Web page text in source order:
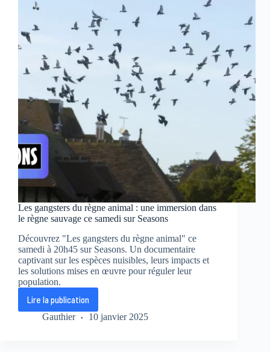
vendredi
Les gangsters du règne animal : une immersion dans
le règne sauvage ce samedi sur Seasons
Découvrez "Les gangsters du règne animal" ce
samedi à 20h45 sur Seasons. Un documentaire
captivant sur les espèces nuisibles, leurs impacts et
les solutions mises en œuvre pour réguler leur
population.
Lire la publication
Les
gangsters
Gauthier 10 janvier 2025